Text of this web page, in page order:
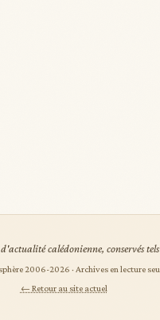
calédonienne, conservés
2006-2026 · Archives en lecture
← Retour au site actuel